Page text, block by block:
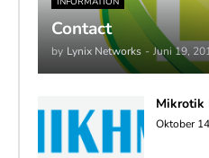
Contact
by Lynix Networks - Juni 19,
Mikrotik
Oktober